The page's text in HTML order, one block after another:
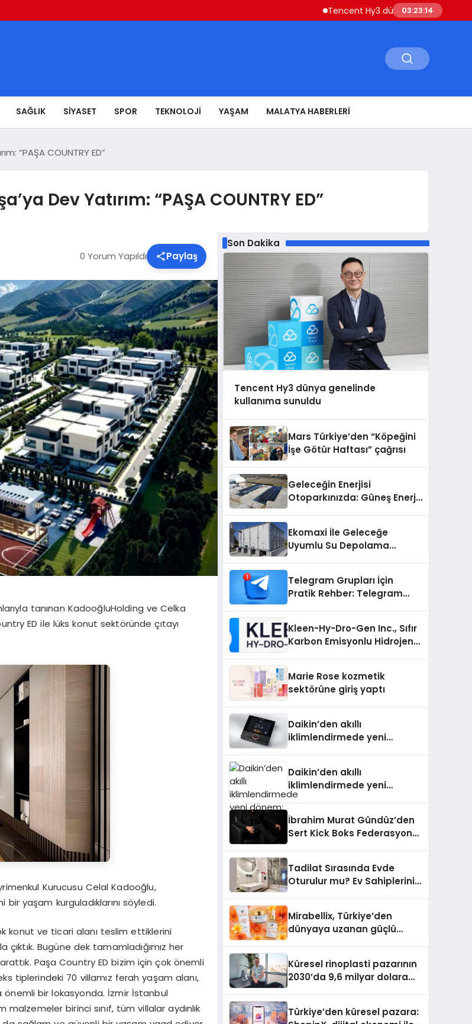
Tencent Hy3 dünya genelinde kullanıma
03:23:16
SAĞLIK SIYASET SPOR TEKNOLOJI YAŞAM MALATYA HABERLERI
“PAŞA COUNTRY ED”
Dev Yatırım: “PAŞA COUNTRY ED”
0 Yorum Yapıldı Paylaş
tanınan KadooğluHolding ve Celka
ED ile lüks konut sektöründe çıtayı
Kurucusu Celal Kadooğlu,
yaşam kurguladıklarını söyledi.
konut ve ticari alanı teslim ettiklerini
Bugüne dek tamamladığımız her
Paşa Country ED bizim için çok önemli
tiplerindeki 70 villamız ferah yaşam alanı,
önemli bir lokasyonda. İzmir İstanbul
malzemeler birinci sınıf, tüm villalar aydınlık
Son Dakika
Tencent Hy3 dünya genelinde
kullanıma sunuldu
Mars Türkiye’den “Köpeğini
İşe Götür Haftası” çağrısı
Geleceğin Enerjisi
Otoparkınızda: Güneş Enerjili
Ekomaxi İle Geleceğe
Uyumlu Su Depolama
Telegram Grupları İçin
Pratik Rehber: Telegram
Kleen-Hy-Dro-Gen Inc., Sıfır
Karbon Emisyonlu Hidrojen
Aldı
Marie Rose kozmetik
sektörüne giriş yaptı
Daikin’den akıllı
iklimlendirmede yeni
Daikin’den akıllı
iklimlendirmede yeni
dönem: Madoka Plus
İbrahim Murat Gündüz’den
Sert Kick Boks Federasyonu
Tadilat Sırasında Evde
Oturulur mu? Ev Sahiplerinin
Mirabellix, Türkiye’den
dünyaya uzanan güçlü
Küresel rinoplasti pazarının
2030’da 9,6 milyar dolara
Türkiye’den küresel pazara: